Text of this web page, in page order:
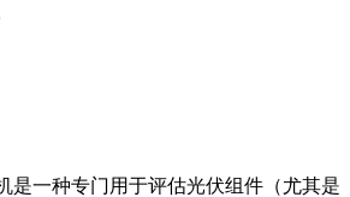
是一种专门用于评估光伏组件（尤其是